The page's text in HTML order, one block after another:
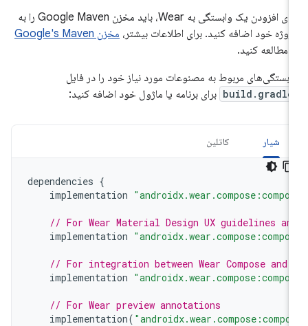
برای افزودن یک وابستگی به Wear، باید مخزن Google Maven را به
خود اضافه کنید. برای اطلاعات بیشتر،
مخزن Google's Maven
مطالعه کنید.
مربوط به مصنوعات مورد نیاز خود را در فایل
build.gradle برای برنامه یا ماژول خود اضافه کنید:
شیار کاتلین
dependencies
implementation
// For Wear Material Design UX guidelines
implementation
// For integration between Wear Compose
implementation
// For Wear preview annotations
implementation(